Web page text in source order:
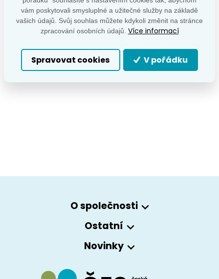
O společnosti
Ostatní
Novinky
vám poskytovali smysluplné a užitečné služby na základě
vašich údajů. Svůj souhlas můžete kdykoli změnit na stránce
zpracování osobních údajů. Více informací
Spravovat cookies V pořádku